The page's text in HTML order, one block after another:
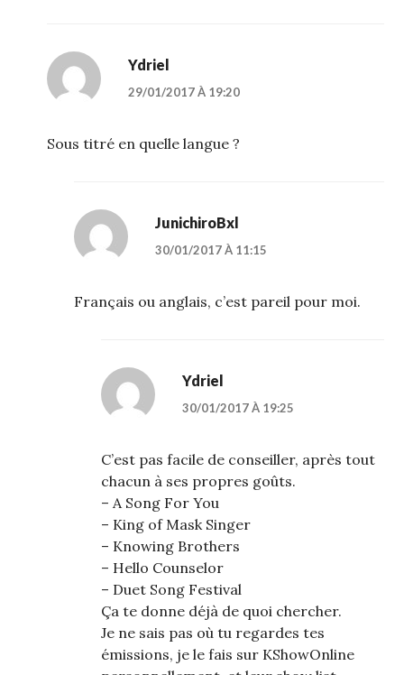
Ydriel
29/01/2017 À 19:20
Sous titré en quelle langue ?
JunichiroBxl
30/01/2017 À 11:15
Français ou anglais, c’est pareil pour moi.
Ydriel
30/01/2017 À 19:25
C’est pas facile de conseiller, après tout
chacun à ses propres goûts.
– A Song For You
– King of Mask Singer
– Knowing Brothers
– Hello Counselor
– Duet Song Festival
Ça te donne déjà de quoi chercher.
Je ne sais pas où tu regardes tes
émissions, je le fais sur KShowOnline